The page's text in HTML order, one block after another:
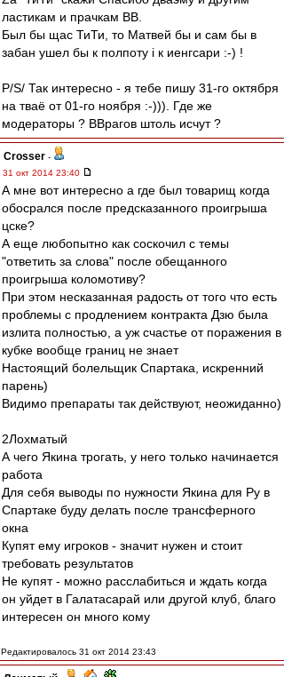
ластикам и прачкам ВВ.
Был бы щас ТиТи, то Матвей бы и сам бы в
забан ушел бы к полпоту i к иенгсари :-) !
P/S/ Так интересно - я тебе пишу 31-го октября
на тваё от 01-го ноября :-))). Где же
модераторы ? ВВрагов штоль исчут ?
Crosser -
31 окт 2014 23:40
А мне вот интересно а где был товарищ когда
обосрался после предсказанного проигрыша
цске?
А еще любопытно как соскочил с темы
"ответить за слова" после обещанного
проигрыша коломотиву?
При этом несказанная радость от того что есть
проблемы с продлением контракта Дзю была
излита полностью, а уж счастье от поражения в
кубке вообще границ не знает
Настоящий болельщик Спартака, искренний
парень)
Видимо препараты так действуют, неожиданно)
2Лохматый
А чего Якина трогать, у него только начинается
работа
Для себя выводы по нужности Якина для Ру в
Спартаке буду делать после трансферного
окна
Купят ему игроков - значит нужен и стоит
требовать результатов
Не купят - можно расслабиться и ждать когда
он уйдет в Галатасарай или другой клуб, благо
интересен он много кому
Редактировалось 31 окт 2014 23:43